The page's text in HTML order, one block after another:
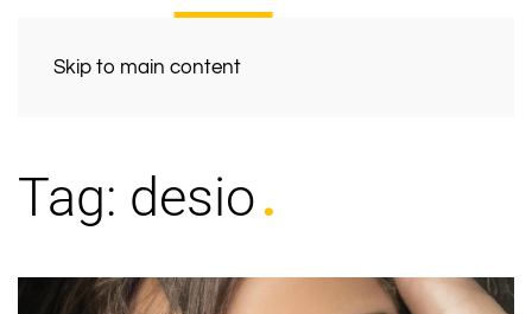
Skip to main content
Tag: desio